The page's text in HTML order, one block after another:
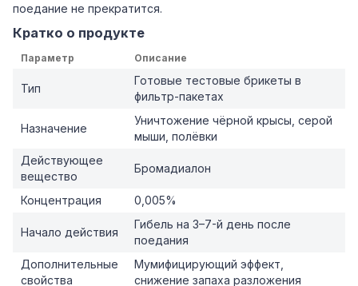
поедание не прекратится.
Кратко о продукте
Параметр Описание
Тип
Готовые тестовые брикеты в
фильтр-пакетах
Назначение
Уничтожение чёрной крысы, серой
мыши, полёвки
Действующее
вещество
Бромадиалон
Концентрация 0,005%
Начало действия
Гибель на 3–7-й день после
поедания
Дополнительные
свойства
Мумифицирующий эффект,
снижение запаха разложения